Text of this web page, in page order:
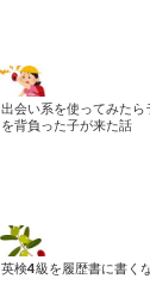
出会い系を使ってみたら
を背負った子が来た話
英検4級を履歴書に書く